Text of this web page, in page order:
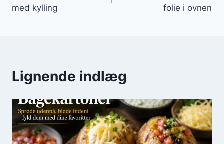
med kylling
folie i ovnen
Lignende indlæg